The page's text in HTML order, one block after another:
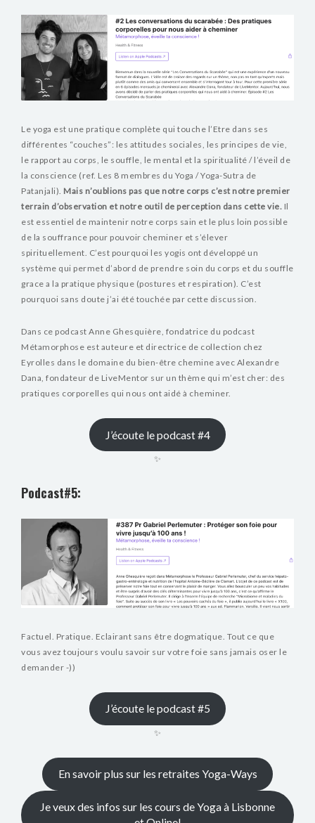
Le yoga est une pratique complète qui touche l’Etre dans ses
différentes “couches”: les attitudes sociales, les principes de vie,
le rapport au corps, le souffle, le mental et la spiritualité / l’éveil de
la conscience (ref. Les 8 membres du Yoga / Yoga-Sutra de
Patanjali). Mais n’oublions pas que notre corps c’est notre premier
terrain d’observation et notre outil de perception dans cette vie. Il
est essentiel de maintenir notre corps sain et le plus loin possible
de la souffrance pour pouvoir cheminer et s’élever
spirituellement. C’est pourquoi les yogis ont développé un
système qui permet d’abord de prendre soin du corps et du souffle
grace a la pratique physique (postures et respiration). C’est
pourquoi sans doute j’ai été touchée par cette discussion.
Dans ce podcast Anne Ghesquière, fondatrice du podcast
Métamorphose est auteure et directrice de collection chez
Eyrolles dans le domaine du bien-être chemine avec Alexandre
Dana, fondateur de LiveMentor sur un thème qui m’est cher: des
pratiques corporelles qui nous ont aidé à cheminer.
J’écoute le podcast #4
✨
Podcast#5:
Factuel. Pratique. Eclairant sans être dogmatique. Tout ce que
vous avez toujours voulu savoir sur votre foie sans jamais oser le
demander -))
J’écoute le podcast #5
✨
En savoir plus sur les retraites Yoga-Ways
Je veux des infos sur les cours de Yoga à Lisbonne